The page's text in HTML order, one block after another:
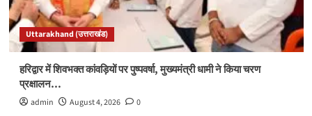
Uttarakhand (उत्तराखंड)
हरिद्वार में शिवभक्त कांवड़ियों पर पुष्पवर्षा, मुख्यमंत्री धामी ने किया चरण
प्रक्षालन…
admin August 4, 2026 0